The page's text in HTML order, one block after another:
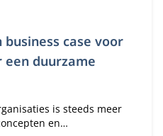
case voor
een duurzame
is steeds meer
en